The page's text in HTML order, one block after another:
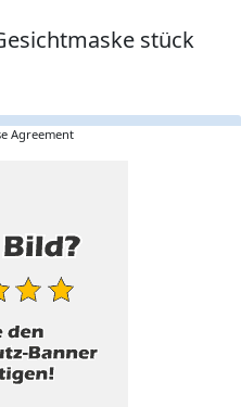
stück
Agreement